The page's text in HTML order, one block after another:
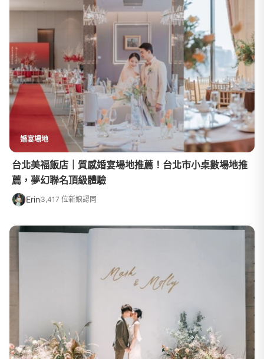
婚宴場地
台北美福飯店｜質感婚宴場地推薦！台北市小桌數場地推
薦，夢幻聯名頂級體驗
Erin 3,417 位新娘認同